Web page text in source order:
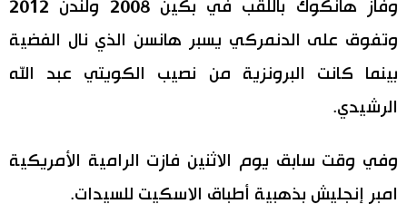
صور
أشخاص
سياسة
الأكثر تفاعلا
اللغة اليابانية
هو وهي
وفاز هانكوك باللقب في بكين 2008 ولندن 2012
وتفوق على الدنمركي يسبر هانسن الذي نال الفضية
بينما كانت البرونزية من نصيب الكويتي عبد الله
الرشيدي.
وفي وقت سابق يوم الاثنين فازت الرامية الأمريكية
امبر إنجليش بذهبية أطباق الاسكيت للسيدات.